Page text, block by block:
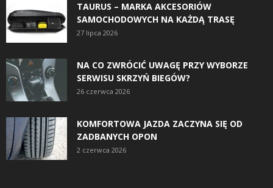
TAURUS – MARKA AKCESORIÓW
SAMOCHODOWYCH NA KAŻDĄ TRASĘ
27 lipca 2026
NA CO ZWRÓCIĆ UWAGĘ PRZY WYBORZE
SERWISU SKRZYŃ BIEGÓW?
26 czerwca 2026
KOMFORTOWA JAZDA ZACZYNA SIĘ OD
ZADBANYCH OPON
2 czerwca 2026